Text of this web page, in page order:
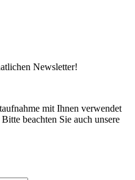
Newsletter!
mit Ihnen verwendet
beachten Sie auch unsere